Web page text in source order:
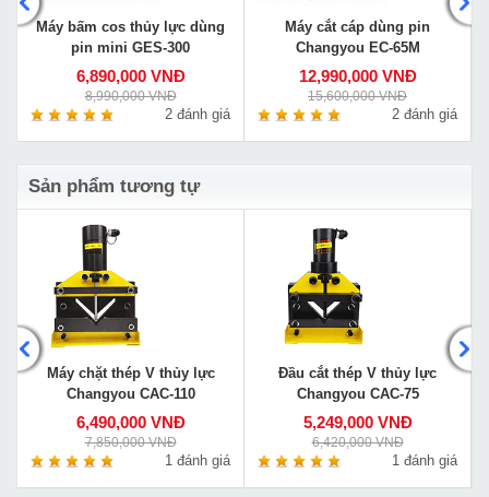
Máy bấm cos thủy lực dùng
pin mini GES-300
6,890,000 VNĐ
8,990,000 VNĐ
2 đánh giá
Máy cắt cáp dùng pin
Changyou EC-65M
12,990,000 VNĐ
15,600,000 VNĐ
2 đánh giá
Sản phẩm tương tự
Máy chặt thép V thủy lực
Changyou CAC-110
6,490,000 VNĐ
7,850,000 VNĐ
1 đánh giá
Đầu cắt thép V thủy lực
Changyou CAC-75
5,249,000 VNĐ
6,420,000 VNĐ
1 đánh giá